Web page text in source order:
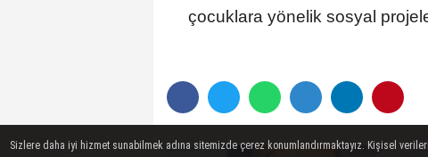
çocuklara yönelik sosyal
Sizlere daha iyi hizmet sunabilmek adına sitemizde çerez konumlandırmaktayız. Kişisel